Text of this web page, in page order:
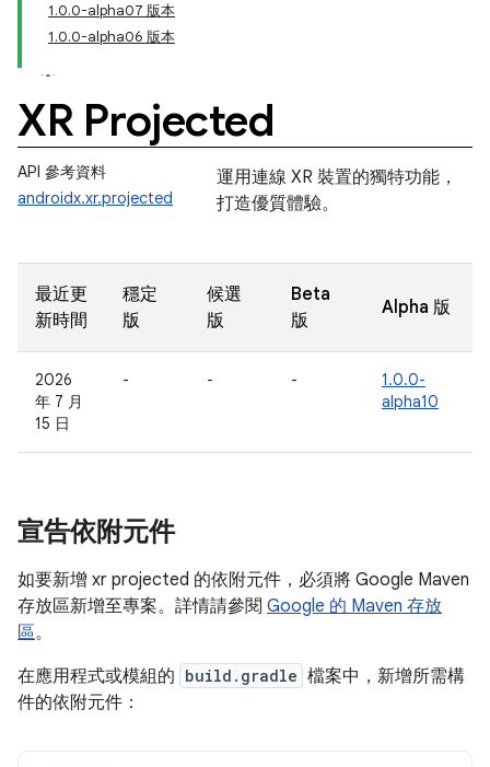
1.0.0-alpha07 版本
1.0.0-alpha06 版本
XR Projected
API 參考資料
androidx.xr.projected
運用連線 XR 裝置的獨特功能，
打造優質體驗。
最近更
新時間
穩定
版
候選
版
Beta
版
Alpha 版
2026
年 7 月
15 日
- - -
1.0.0-
alpha10
宣告依附元件
如要新增 xr projected 的依附元件，必須將 Google Maven
存放區新增至專案。詳情請參閱 Google 的 Maven 存放
區。
在應用程式或模組的 build.gradle 檔案中，新增所需構
件的依附元件：